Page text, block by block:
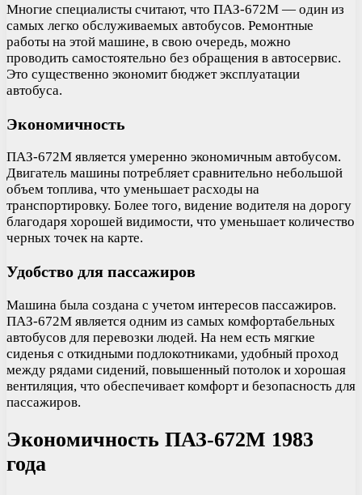
Многие специалисты считают, что ПАЗ-672М — один из
самых легко обслуживаемых автобусов. Ремонтные
работы на этой машине, в свою очередь, можно
проводить самостоятельно без обращения в автосервис.
Это существенно экономит бюджет эксплуатации
автобуса.
Экономичность
ПАЗ-672М является умеренно экономичным автобусом.
Двигатель машины потребляет сравнительно небольшой
объем топлива, что уменьшает расходы на
транспортировку. Более того, видение водителя на дорогу
благодаря хорошей видимости, что уменьшает количество
черных точек на карте.
Удобство для пассажиров
Машина была создана с учетом интересов пассажиров.
ПАЗ-672М является одним из самых комфортабельных
автобусов для перевозки людей. На нем есть мягкие
сиденья с откидными подлокотниками, удобный проход
между рядами сидений, повышенный потолок и хорошая
вентиляция, что обеспечивает комфорт и безопасность для
пассажиров.
Экономичность ПАЗ-672М 1983
года